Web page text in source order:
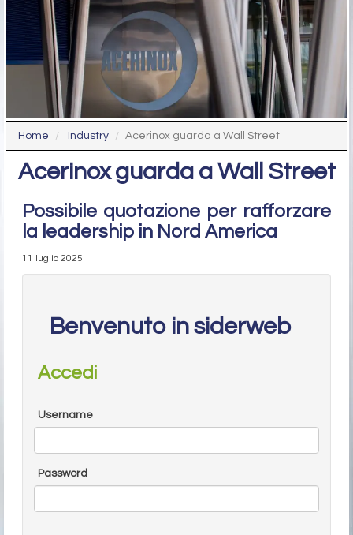
Home Industry Acerinox guarda a Wall Street
Acerinox guarda a Wall Street
Possibile quotazione per rafforzare
la leadership in Nord America
11 luglio 2025
Benvenuto in siderweb
Accedi
Username
Password